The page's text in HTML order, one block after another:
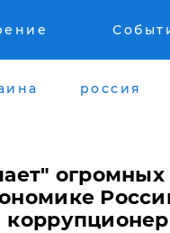
россия